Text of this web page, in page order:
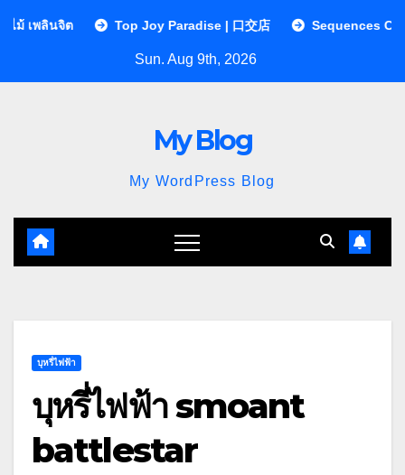
Top Joy Paradise | 口交店 Sequences Clinic คลินิกกายภา
Sun. Aug 9th, 2026
My Blog
My WordPress Blog
บุหรี่ไฟฟ้า
บุหรี่ไฟฟ้า smoant
battlestar